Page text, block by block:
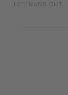
LISTENANSICHT